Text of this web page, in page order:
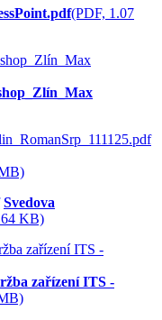
(PDF, 1.07
Svedova
KB)
zařízení ITS -